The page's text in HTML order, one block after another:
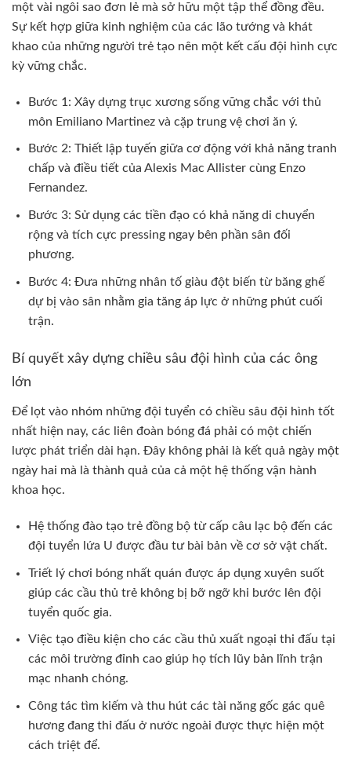
một vài ngôi sao đơn lẻ mà sở hữu một tập thể đồng đều.
Sự kết hợp giữa kinh nghiệm của các lão tướng và khát
khao của những người trẻ tạo nên một kết cấu đội hình cực
kỳ vững chắc.
Bước 1: Xây dựng trục xương sống vững chắc với thủ
môn Emiliano Martinez và cặp trung vệ chơi ăn ý.
Bước 2: Thiết lập tuyến giữa cơ động với khả năng tranh
chấp và điều tiết của Alexis Mac Allister cùng Enzo
Fernandez.
Bước 3: Sử dụng các tiền đạo có khả năng di chuyển
rộng và tích cực pressing ngay bên phần sân đối
phương.
Bước 4: Đưa những nhân tố giàu đột biến từ băng ghế
dự bị vào sân nhằm gia tăng áp lực ở những phút cuối
trận.
Bí quyết xây dựng chiều sâu đội hình của các ông
lớn
Để lọt vào nhóm những đội tuyển có chiều sâu đội hình tốt
nhất hiện nay, các liên đoàn bóng đá phải có một chiến
lược phát triển dài hạn. Đây không phải là kết quả ngày một
ngày hai mà là thành quả của cả một hệ thống vận hành
khoa học.
Hệ thống đào tạo trẻ đồng bộ từ cấp câu lạc bộ đến các
đội tuyển lứa U được đầu tư bài bản về cơ sở vật chất.
Triết lý chơi bóng nhất quán được áp dụng xuyên suốt
giúp các cầu thủ trẻ không bị bỡ ngỡ khi bước lên đội
tuyển quốc gia.
Việc tạo điều kiện cho các cầu thủ xuất ngoại thi đấu tại
các môi trường đỉnh cao giúp họ tích lũy bản lĩnh trận
mạc nhanh chóng.
Công tác tìm kiếm và thu hút các tài năng gốc gác quê
hương đang thi đấu ở nước ngoài được thực hiện một
cách triệt để.